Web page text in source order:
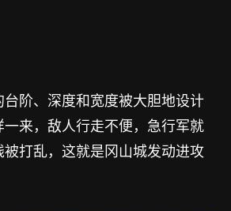
阶、深度和宽度被大胆地设计
来，敌人行走不便，急行军就
打乱，这就是冈山城发动进攻